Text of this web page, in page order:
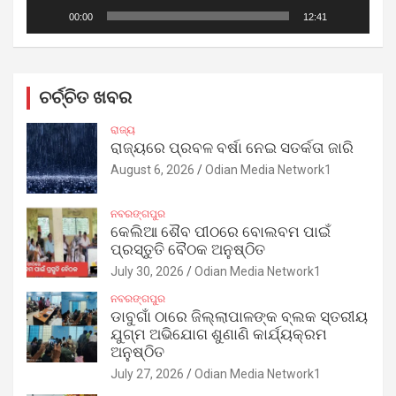
00:00 12:41
ଚର୍ଚ୍ଚିତ ଖବର
ରାଜ୍ୟ
ରାଜ୍ୟରେ ପ୍ରବଳ ବର୍ଷା ନେଇ ସତର୍କତା ଜାରି
August 6, 2026 Odian Media Network1
ନବରଙ୍ଗପୁର
କେଲିଆ ଶୈବ ପୀଠରେ ବୋଲବମ ପାଇଁ
ପ୍ରସ୍ତୁତି ବୈଠକ ଅନୁଷ୍ଠିତ
July 30, 2026 Odian Media Network1
ନବରଙ୍ଗପୁର
ଡାବୁଗାଁ ଠାରେ ଜିଲ୍ଲାପାଳଙ୍କ ବ୍ଲକ ସ୍ତରୀୟ
ଯୁଗ୍ମ ଅଭିଯୋଗ ଶୁଣାଣି କାର୍ଯ୍ୟକ୍ରମ
ଅନୁଷ୍ଠିତ
July 27, 2026 Odian Media Network1